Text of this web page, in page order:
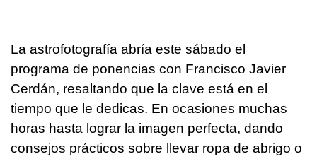
La astrofotografía abría este sábado el
programa de ponencias con Francisco Javier
Cerdán, resaltando que la clave está en el
tiempo que le dedicas. En ocasiones muchas
horas hasta lograr la imagen perfecta, dando
consejos prácticos sobre llevar ropa de abrigo o